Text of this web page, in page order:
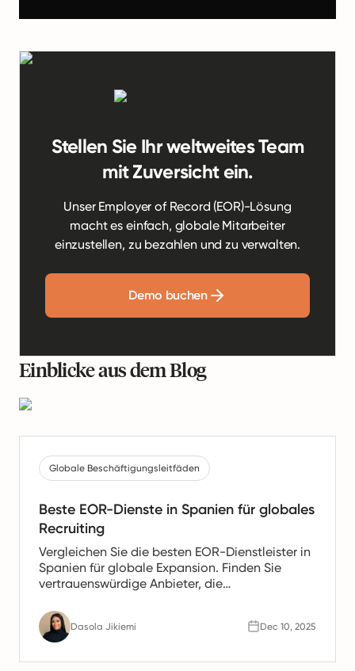
Stellen Sie Ihr weltweites Team
mit Zuversicht ein.
Unser Employer of Record (EOR)-Lösung
macht es einfach, globale Mitarbeiter
einzustellen, zu bezahlen und zu verwalten.
Demo buchen
Einblicke aus dem Blog
Globale Beschäftigungsleitfäden
Beste EOR-Dienste in Spanien für globales
Recruiting
Vergleichen Sie die besten EOR-Dienstleister in
Spanien für globale Expansion. Finden Sie
vertrauenswürdige Anbieter, die
Unterstützung für spanische Teams anbieten.
Dasola Jikiemi Dec 10, 2025